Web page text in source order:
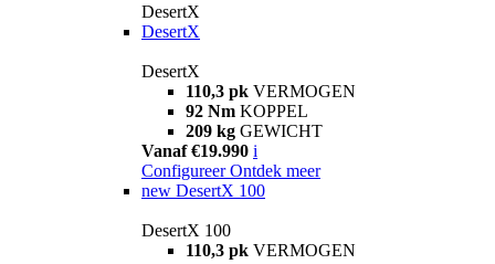
DesertX
DesertX
DesertX
110,3 pk VERMOGEN
92 Nm KOPPEL
209 kg GEWICHT
Vanaf €19.990 i
Configureer Ontdek meer
new DesertX 100
DesertX 100
110,3 pk VERMOGEN